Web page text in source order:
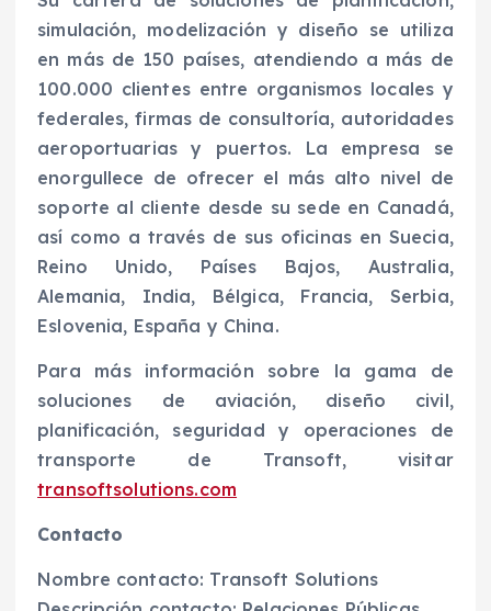
simulación, modelización y diseño se utiliza
en más de 150 países, atendiendo a más de
100.000 clientes entre organismos locales y
federales, firmas de consultoría, autoridades
aeroportuarias y puertos. La empresa se
enorgullece de ofrecer el más alto nivel de
soporte al cliente desde su sede en Canadá,
así como a través de sus oficinas en Suecia,
Reino Unido, Países Bajos, Australia,
Alemania, India, Bélgica, Francia, Serbia,
Eslovenia, España y China.
Para más información sobre la gama de
soluciones de aviación, diseño civil,
planificación, seguridad y operaciones de
transporte de Transoft, visitar
transoftsolutions.com
Contacto
Nombre contacto: Transoft Solutions